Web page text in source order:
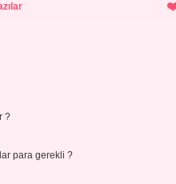
?
para gerekli ?